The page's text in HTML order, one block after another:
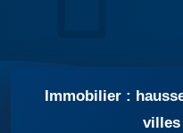
Immobilier :
villes